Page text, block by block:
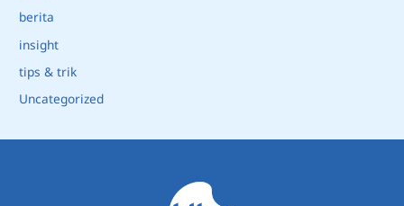
berita
insight
tips & trik
Uncategorized